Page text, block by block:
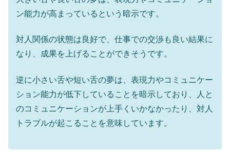
ン能力が高まっているという暗示です。
対人関係の状態は良好で、仕事での交渉も良い結果に
なり、成果を上げることができそうです。
逆に小さい舌や短い舌の夢は、表現力やコミュニケー
ション能力が低下していることを暗示しており、人と
のコミュニケーションが上手くいかなかったり、対人
トラブルが起こることを意味しています。